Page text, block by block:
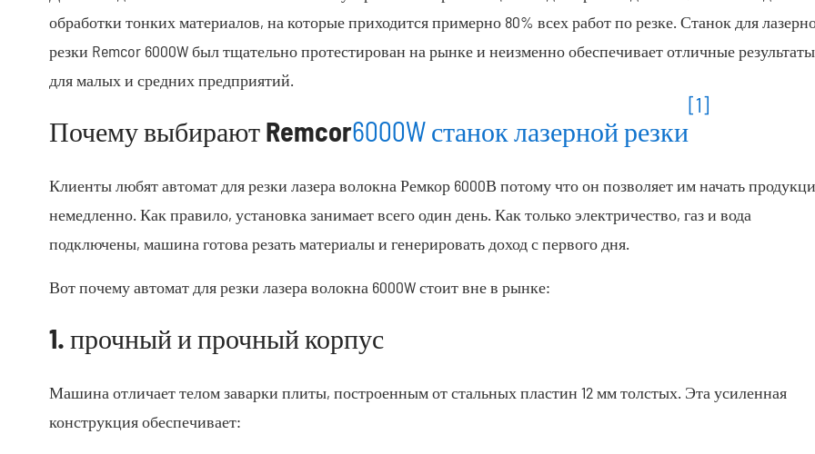
обработки тонких материалов, на которые приходится примерно 80% всех работ по резке. Станок для
резки Remcor 6000W был тщательно протестирован на рынке и неизменно обеспечивает отличные результаты
для малых и средних предприятий.
Почему выбирают Remcor6000W станок лазерной резки
[1]
Клиенты любят автомат для резки лазера волокна Ремкор 6000В потому что он позволяет им начать
немедленно. Как правило, установка занимает всего один день. Как только электричество, газ и вода
подключены, машина готова резать материалы и генерировать доход с первого дня.
Вот почему автомат для резки лазера волокна 6000W стоит вне в рынке:
1. прочный и прочный корпус
Машина отличает телом заварки плиты, построенным от стальных пластин 12 мм толстых. Эта усиленная
конструкция обеспечивает: